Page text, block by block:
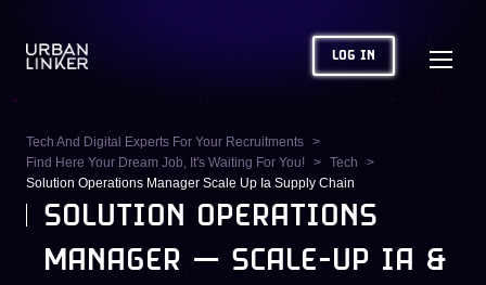
LOG IN
Tech And Digital Experts For Your Recruitments
Find Here Your Dream Job, It's Waiting For You!
Tech
Solution Operations Manager Scale Up Ia Supply Chain
SOLUTION OPERATIONS
MANAGER — SCALE-UP IA &